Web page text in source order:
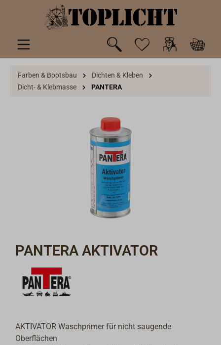
springen
Farben & Bootsbau
Dichten & Kleben
Dicht- & Klebmasse
PANTERA
PANTERA AKTIVATOR
AKTIVATOR Waschprimer für nicht saugende
Oberflächen